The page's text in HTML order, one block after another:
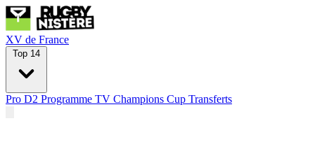
XV de France
Top 14
Pro D2 Programme TV Champions Cup Transferts